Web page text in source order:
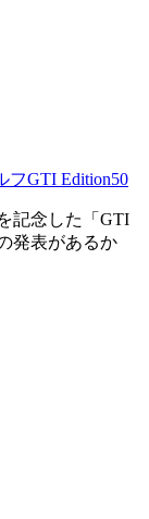
フGTI Edition50
記念した「GTI
発表があるか